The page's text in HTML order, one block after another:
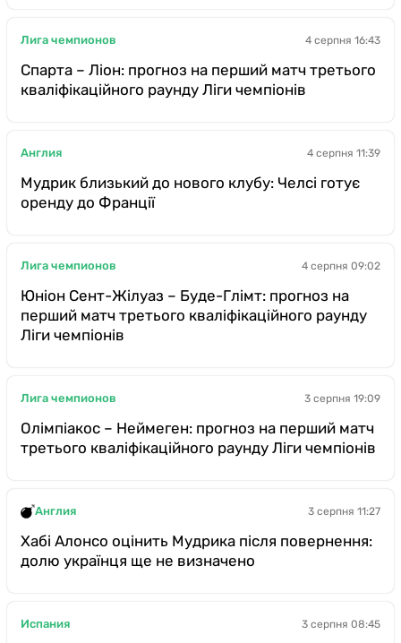
Лига чемпионов 4 серпня 16:43
Спарта – Ліон: прогноз на перший матч третього
кваліфікаційного раунду Ліги чемпіонів
Англия 4 серпня 11:39
Мудрик близький до нового клубу: Челсі готує
оренду до Франції
Лига чемпионов 4 серпня 09:02
Юніон Сент-Жілуаз – Буде-Глімт: прогноз на
перший матч третього кваліфікаційного раунду
Ліги чемпіонів
Лига чемпионов 3 серпня 19:09
Олімпіакос – Неймеген: прогноз на перший матч
третього кваліфікаційного раунду Ліги чемпіонів
Англия 3 серпня 11:27
Хабі Алонсо оцінить Мудрика після повернення:
долю українця ще не визначено
Испания 3 серпня 08:45